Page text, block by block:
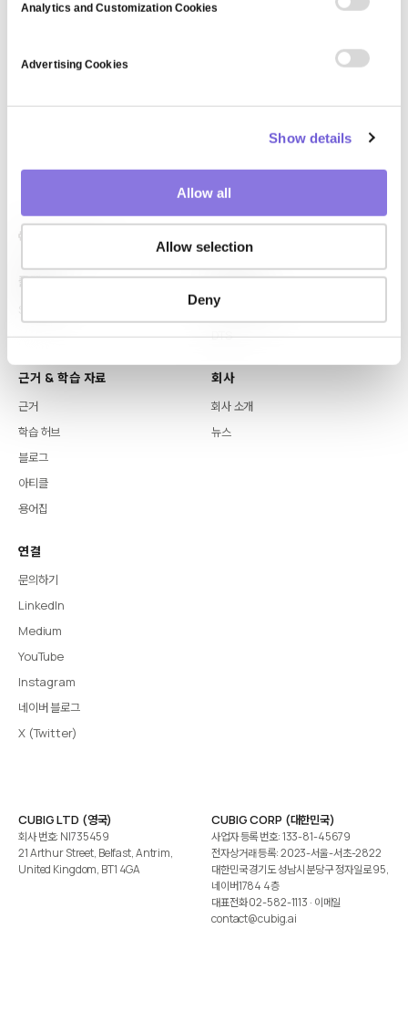
Analytics and Customization Cookies
Advertising Cookies
Show details
Allow all
Allow selection
Deny
플랫폼 핵심 역량
LLM Capsule
DTS
근거 & 학습 자료
근거
학습 허브
블로그
아티클
용어집
회사
회사 소개
뉴스
연결
문의하기
LinkedIn
Medium
YouTube
Instagram
네이버 블로그
X (Twitter)
CUBIG LTD (영국)
회사 번호: NI735459
21 Arthur Street, Belfast, Antrim,
United Kingdom, BT1 4GA
CUBIG CORP (대한민국)
사업자 등록 번호: 133-81-45679
전자상거래 등록: 2023-서울-서초-2822
대한민국 경기도 성남시 분당구 정자일로 95,
네이버1784 4층
대표전화02-582-1113 · 이메일
contact@cubig.ai